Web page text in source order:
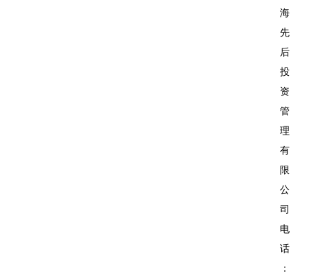
海
先
后
投
资
管
理
有
限
公
司
电
话
：